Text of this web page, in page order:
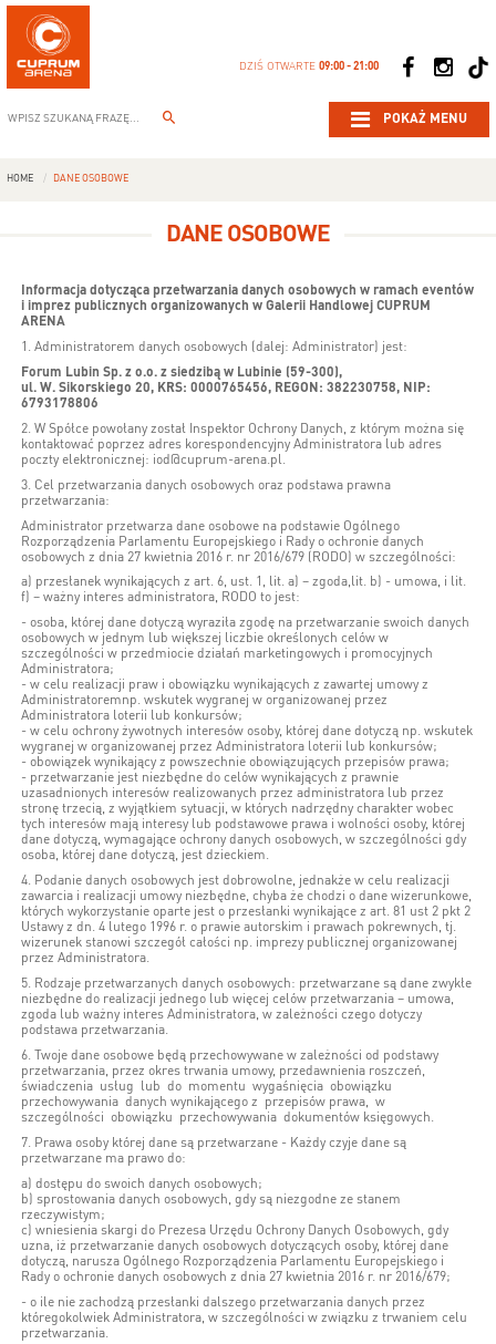
DZIŚ OTWARTE09:00 - 21:00
POKAŻ MENU
HOME DANE OSOBOWE
DANE OSOBOWE
Informacja dotycząca przetwarzania danych osobowych w ramach eventów
i imprez publicznych organizowanych w Galerii Handlowej CUPRUM
ARENA
1. Administratorem danych osobowych (dalej: Administrator) jest:
Forum Lubin Sp. z o.o. z siedzibą w Lubinie (59-300),
ul. W. Sikorskiego 20, KRS: 0000765456, REGON: 382230758, NIP:
6793178806
2. W Spółce powołany został Inspektor Ochrony Danych, z którym można się
kontaktować poprzez adres korespondencyjny Administratora lub adres
poczty elektronicznej: iod@cuprum-arena.pl.
3. Cel przetwarzania danych osobowych oraz podstawa prawna
przetwarzania:
Administrator przetwarza dane osobowe na podstawie Ogólnego
Rozporządzenia Parlamentu Europejskiego i Rady o ochronie danych
osobowych z dnia 27 kwietnia 2016 r. nr 2016/679 (RODO) w szczególności:
a) przesłanek wynikających z art. 6, ust. 1, lit. a) – zgoda,lit. b) - umowa, i lit.
f) – ważny interes administratora, RODO to jest:
- osoba, której dane dotyczą wyraziła zgodę na przetwarzanie swoich danych
osobowych w jednym lub większej liczbie określonych celów w
szczególności w przedmiocie działań marketingowych i promocyjnych
Administratora;
- w celu realizacji praw i obowiązku wynikających z zawartej umowy z
Administratoremnp. wskutek wygranej w organizowanej przez
Administratora loterii lub konkursów;
- w celu ochrony żywotnych interesów osoby, której dane dotyczą np. wskutek
wygranej w organizowanej przez Administratora loterii lub konkursów;
- obowiązek wynikający z powszechnie obowiązujących przepisów prawa;
- przetwarzanie jest niezbędne do celów wynikających z prawnie
uzasadnionych interesów realizowanych przez administratora lub przez
stronę trzecią, z wyjątkiem sytuacji, w których nadrzędny charakter wobec
tych interesów mają interesy lub podstawowe prawa i wolności osoby, której
dane dotyczą, wymagające ochrony danych osobowych, w szczególności gdy
osoba, której dane dotyczą, jest dzieckiem.
4. Podanie danych osobowych jest dobrowolne, jednakże w celu realizacji
zawarcia i realizacji umowy niezbędne, chyba że chodzi o dane wizerunkowe,
których wykorzystanie oparte jest o przesłanki wynikające z art. 81 ust 2 pkt 2
Ustawy z dn. 4 lutego 1996 r. o prawie autorskim i prawach pokrewnych, tj.
wizerunek stanowi szczegół całości np. imprezy publicznej organizowanej
przez Administratora.
5. Rodzaje przetwarzanych danych osobowych: przetwarzane są dane zwykłe
niezbędne do realizacji jednego lub więcej celów przetwarzania – umowa,
zgoda lub ważny interes Administratora, w zależności czego dotyczy
podstawa przetwarzania.
6. Twoje dane osobowe będą przechowywane w zależności od podstawy
przetwarzania, przez okres trwania umowy, przedawnienia roszczeń,
świadczenia usług lub do momentu wygaśnięcia obowiązku
przechowywania danych wynikającego z przepisów prawa, w
szczególności obowiązku przechowywania dokumentów księgowych.
7. Prawa osoby której dane są przetwarzane - Każdy czyje dane są
przetwarzane ma prawo do:
a) dostępu do swoich danych osobowych;
b) sprostowania danych osobowych, gdy są niezgodne ze stanem
rzeczywistym;
c) wniesienia skargi do Prezesa Urzędu Ochrony Danych Osobowych, gdy
uzna, iż przetwarzanie danych osobowych dotyczących osoby, której dane
dotyczą, narusza Ogólnego Rozporządzenia Parlamentu Europejskiego i
Rady o ochronie danych osobowych z dnia 27 kwietnia 2016 r. nr 2016/679;
- o ile nie zachodzą przesłanki dalszego przetwarzania danych przez
któregokolwiek Administratora, w szczególności w związku z trwaniem celu
przetwarzania.